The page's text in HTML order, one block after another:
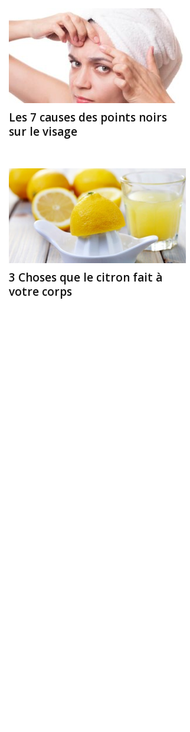
Les 7 causes des points noirs
sur le visage
3 Choses que le citron fait à
votre corps